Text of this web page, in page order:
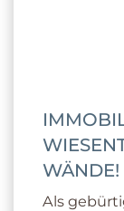
WÄNDE!
Als